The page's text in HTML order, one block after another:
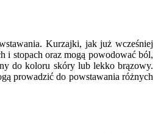
Kurzajki, jak już wcześniej
i stopach oraz mogą powodować ból,
do koloru skóry lub lekko brązowy.
prowadzić do powstawania różnych